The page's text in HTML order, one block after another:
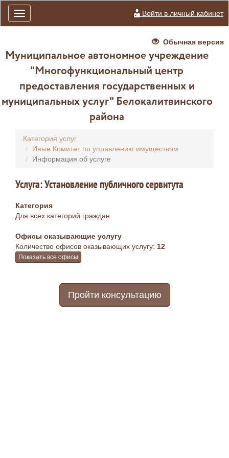
Toggle
navigation
Войти в личный кабинет
Обычная версия
Муниципальное автономное учреждение
"Многофункциональный центр
предоставления государственных и
муниципальных услуг" Белокалитвинского
района
Категория услуг
Иные Комитет по управлению имуществом
Информация об услуге
Услуга: Установление публичного сервитута
Категория
Для всех категорий граждан
Офисы оказывающие услугу
Количество офисов оказывающих услугу: 12
Показать все офисы
Пройти консультацию